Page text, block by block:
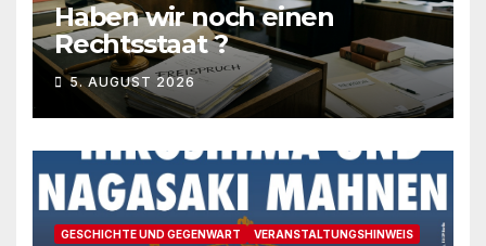
Haben wir noch einen
Rechtsstaat ?
5. AUGUST 2026
GESCHICHTE UND GEGENWART VERANSTALTUNGSHINWEIS